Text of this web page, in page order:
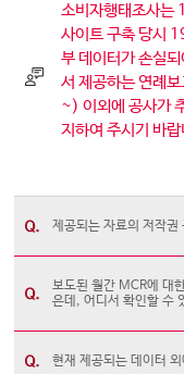
소비자행태조사는
사이트 구축 당시
부 데이터가 손실
서 제공하는 연례
~) 이외에 공사가
지하여 주시기 바랍
제공되는 자료의 저작권
보도된 월간 MCR에 대
은데, 어디서 확인할 수
현재 제공되는 데이터